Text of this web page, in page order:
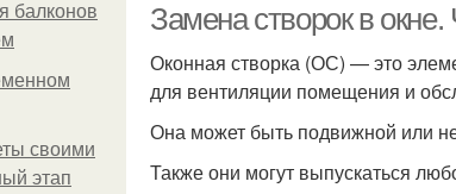
балконов
своими
этап
Замена створок в
Оконная створка (ОС) — это
для вентиляции помещения и
Она может быть подвижной или
Также они могут выпускаться